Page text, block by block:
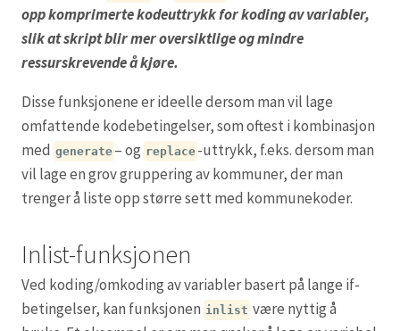
opp komprimerte kodeuttrykk for koding av variabler,
slik at skript blir mer oversiktlige og mindre
ressurskrevende å kjøre.
Disse funksjonene er ideelle dersom man vil lage
omfattende kodebetingelser, som oftest i kombinasjon
med generate – og replace -uttrykk, f.eks. dersom man
vil lage en grov gruppering av kommuner, der man
trenger å liste opp større sett med kommunekoder.
Inlist-funksjonen
Ved koding/omkoding av variabler basert på lange if-
betingelser, kan funksjonen inlist være nyttig å